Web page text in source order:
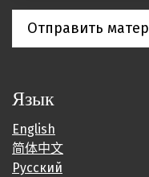
Отправить
Язык
English
简体中文
Русский